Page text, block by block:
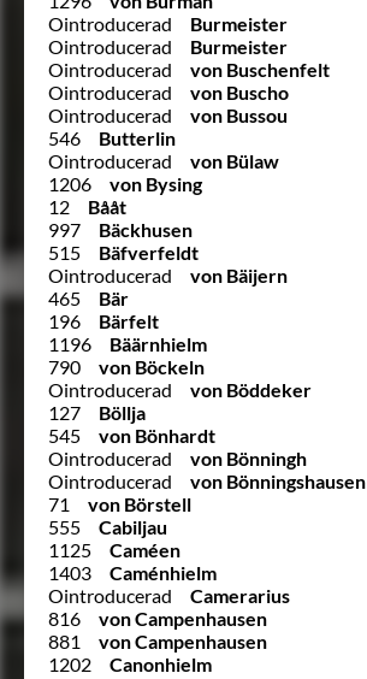
Ointroducerad
Burmeister
Ointroducerad
Burmeister
Ointroducerad
von Buschenfelt
Ointroducerad
von Buscho
Ointroducerad
von Bussou
546
Butterlin
Ointroducerad
von Bülaw
1206
von Bysing
12
Bååt
997
Bäckhusen
515
Bäfverfeldt
Ointroducerad
von Bäijern
465
Bär
196
Bärfelt
1196
Bäärnhielm
790
von Böckeln
Ointroducerad
von Böddeker
127
Böllja
545
von Bönhardt
Ointroducerad
von Bönningh
Ointroducerad
von Bönningshausen
71
von Börstell
555
Cabiljau
1125
Caméen
1403
Caménhielm
Ointroducerad
Camerarius
816
von Campenhausen
881
von Campenhausen
1202
Canonhielm